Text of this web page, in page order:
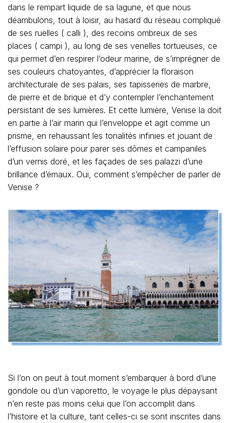
dans le rempart liquide de sa lagune, et que nous
déambulons, tout à loisir, au hasard du réseau compliqué
de ses ruelles ( calli ), des recoins ombreux de ses
places ( campi ), au long de ses venelles tortueuses, ce
qui permet d’en respirer l’odeur marine, de s’imprégner de
ses couleurs chatoyantes, d’apprécier la floraison
architecturale de ses palais, ses tapisseries de marbre,
de pierre et de brique et d’y contempler l’enchantement
persistant de ses lumières. Et cette lumière, Venise la doit
en partie à l’air marin qui l’enveloppe et agit comme un
prisme, en rehaussant les tonalités infinies et jouant de
l’effusion solaire pour parer ses dômes et campaniles
d’un vernis doré, et les façades de ses palazzi d’une
brillance d’émaux. Oui, comment s’empêcher de parler de
Venise ?
Si l’on on peut à tout moment s’embarquer à bord d’une
gondole ou d’un vaporetto, le voyage le plus dépaysant
n’en reste pas moins celui que l’on accomplit dans
l’histoire et la culture, tant celles-ci se sont inscrites dans